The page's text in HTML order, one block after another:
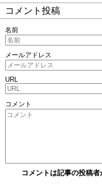
コメント投稿
名前
メールアドレス
URL
コメント
コメントは記事の投稿者